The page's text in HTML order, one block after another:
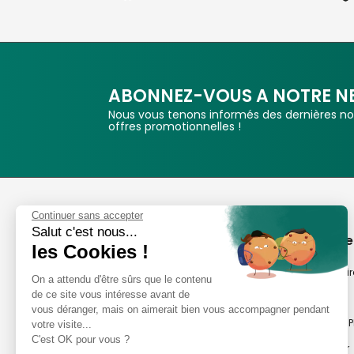
ABONNEZ-VOUS A NOTRE
Nous vous tenons informés des dernières
offres promotionnelles !
Phox
Spécialiste de l'image
Suivez-nous
Avis clients
A propos
Notre savoir-
Nos magasins
Notre newsletter
Continuer sans accepter
Salut c'est nous...
les Cookies !
On a attendu d'être sûrs que le contenu
de ce site vous intéresse avant de
vous déranger, mais on aimerait bien vous accompagner pendant
votre visite...
C'est OK pour vous ?